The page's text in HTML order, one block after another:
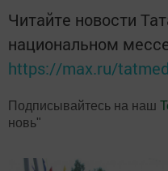
Читайте новости
национальном
https://max.ru/
Подписывайтесь на наш
новь"